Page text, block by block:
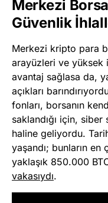
Merkezi
Güvenlik
Merkezi kripto para
arayüzleri ve yüksek
avantaj sağlasa da,
açıkları
fonları, borsanın
saklandığı için, siber
haline geliyordu.
yaşandı; bunların en
yaklaşık 850.000
vakasıydı.